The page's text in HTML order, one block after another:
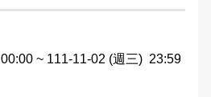
00:00 ~ 111-11-02 (週三) 23:59